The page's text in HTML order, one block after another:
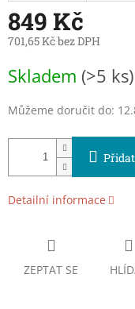
849 Kč
701,65 Kč bez DPH
cena:
Skladem (>5 ks)
Můžeme doručit do:
Detailní informace
ZEPTAT SE